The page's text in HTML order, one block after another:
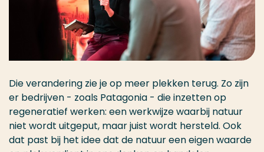
Die verandering zie je op meer plekken terug. Zo zijn
er bedrijven - zoals Patagonia - die inzetten op
regeneratief werken: een werkwijze waarbij natuur
niet wordt uitgeput, maar juist wordt hersteld. Ook
dat past bij het idee dat de natuur een eigen waarde